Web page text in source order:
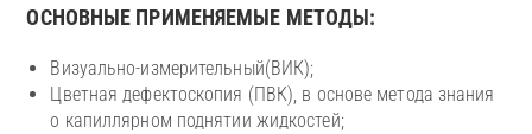
ОСНОВНЫЕ ПРИМЕНЯЕМЫЕ МЕТОДЫ:
Визуально-измерительный(ВИК);
Цветная дефектоскопия (ПВК), в основе метода знания
о капиллярном поднятии жидкостей;